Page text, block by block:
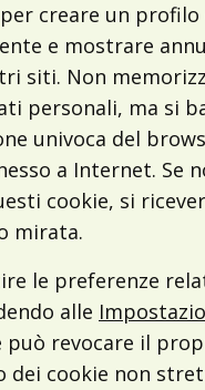
creare un profilo
e mostrare
siti. Non
personali, ma si
univoca del
a Internet. Se
cookie, si
mirata.
le preferenze
alle
può revocare il
dei cookie non